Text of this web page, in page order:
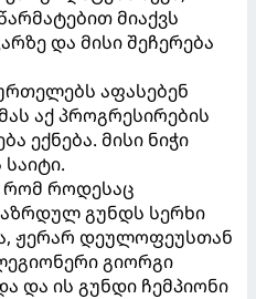
მიაქვს
და მისი შეჩერება
აფასებენ
აქ პროგრესირების
ექნება. მისი ნიჭი
რომ როდესაც
გუნდს სერხი
ჟერარ დეულოფეუსთან
გიორგი
და ის გუნდი ჩემპიონი